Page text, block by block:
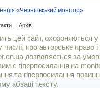
«Чернігівський монітор»
| Архів
цей сайт, охороняються у
про авторське право і
дозволяється за
є гiперпосилання на
та гіперпосилання
абзаці тексту.